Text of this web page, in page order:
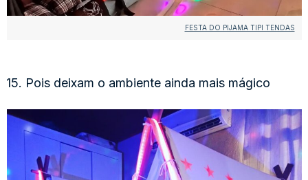
FESTA DO PIJAMA TIPI TENDAS
15. Pois deixam o ambiente ainda mais mágico